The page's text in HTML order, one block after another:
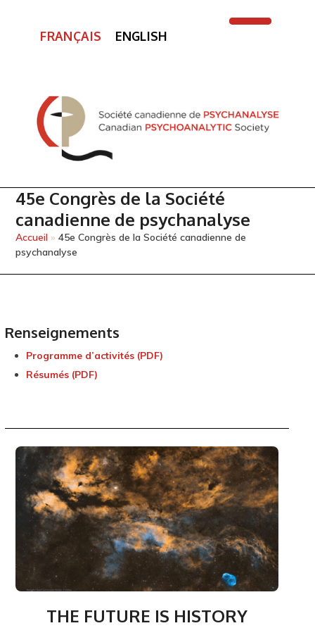
FRANÇAIS ENGLISH
45e Congrès de la Société
canadienne de psychanalyse
Accueil »45e Congrès de la Société canadienne de
psychanalyse
Renseignements
Programme d’activités (PDF)
Résumés (PDF)
THE FUTURE IS HISTORY